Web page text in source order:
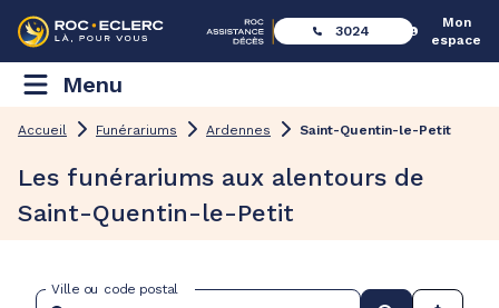
3024
Mon
espace
Menu
Accueil Funérariums Ardennes Saint-Quentin-le-Petit
Les funérariums aux alentours de
Saint-Quentin-le-Petit
Ville ou code postal